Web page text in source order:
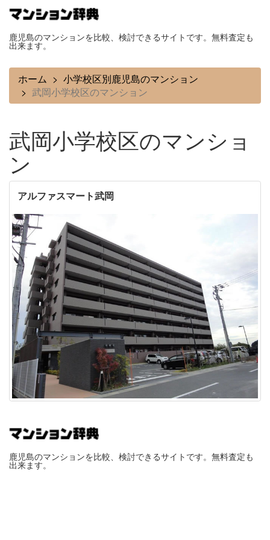
鹿児島のマンションを比較、検討できるサイトです。無料査定も
出来ます。
ホーム
小学校区別鹿児島のマンション
武岡小学校区のマンション
武岡小学校区のマンショ
ン
アルファスマート武岡
鹿児島のマンションを比較、検討できるサイトです。無料査定も
出来ます。